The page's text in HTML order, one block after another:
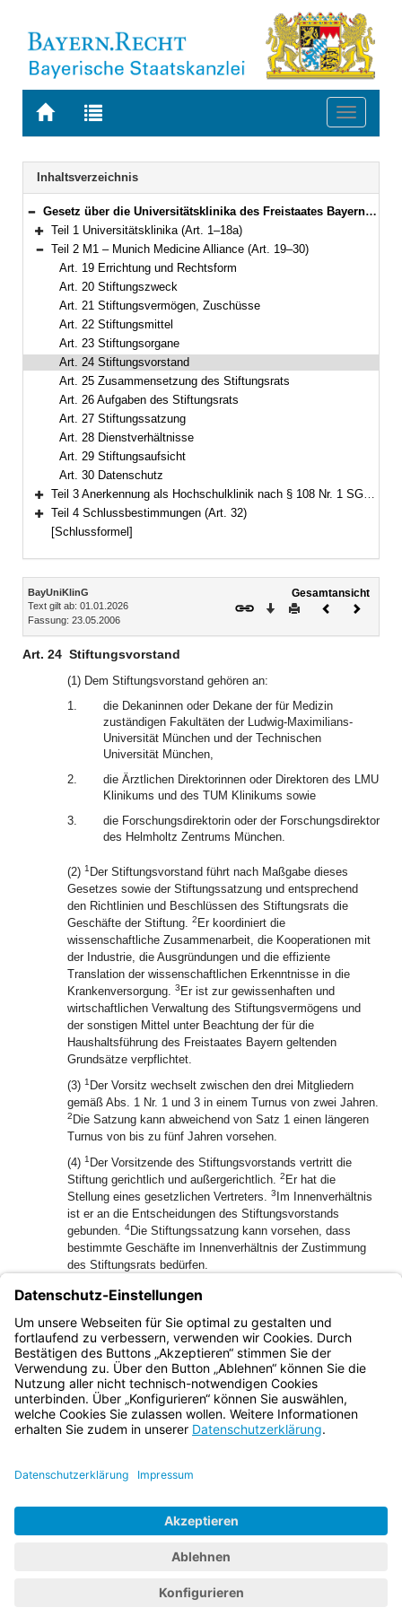
Zur
BAYERN.RECHT
Zur
letzten
Suche
Toggle
Navigation
Inhaltsverzeichnis
Bereich reduzieren
Gesetz über die Universitätsklinika des Freistaates Bayern (Bayerisches Universitätsklinikagesetz – BayUniKlinG) Vom 23. Mai 2006 (GVBl. S. 285) BayRS 2210-2-4-WK (Art. 1–32)
Bereich erweitern
Teil 1 Universitätsklinika (Art. 1–18a)
Bereich reduzieren
Teil 2 M1 – Munich Medicine Alliance (Art. 19–30)
Art. 19 Errichtung und Rechtsform
Art. 20 Stiftungszweck
Art. 21 Stiftungsvermögen, Zuschüsse
Art. 22 Stiftungsmittel
Art. 23 Stiftungsorgane
Art. 24 Stiftungsvorstand
Art. 25 Zusammensetzung des Stiftungsrats
Art. 26 Aufgaben des Stiftungsrats
Art. 27 Stiftungssatzung
Art. 28 Dienstverhältnisse
Art. 29 Stiftungsaufsicht
Art. 30 Datenschutz
Bereich erweitern
Teil 3 Anerkennung als Hochschulklinik nach § 108 Nr. 1 SGB V (Art. 31)
Bereich erweitern
Teil 4 Schlussbestimmungen (Art. 32)
[Schlussformel]
Inhalt
BayUniKlinG
Text gilt ab: 01.01.2026
Fassung: 23.05.2006
Gesamtansicht
Download
DruckenVorheriges
Art. 24 Stiftungsvorstand
(1) Dem Stiftungsvorstand gehören an:
1.
die Dekaninnen oder Dekane der für Medizin
zuständigen Fakultäten der Ludwig-Maximilians-
Universität München und der Technischen
Universität München,
2.
die Ärztlichen Direktorinnen oder Direktoren des LMU
Klinikums und des TUM Klinikums sowie
3.
die Forschungsdirektorin oder der Forschungsdirektor
des Helmholtz Zentrums München.
(2) 1 Der Stiftungsvorstand führt nach Maßgabe dieses
Gesetzes sowie der Stiftungssatzung und entsprechend
den Richtlinien und Beschlüssen des Stiftungsrats die
Geschäfte der Stiftung. 2 Er koordiniert die
wissenschaftliche Zusammenarbeit, die Kooperationen mit
der Industrie, die Ausgründungen und die effiziente
Translation der wissenschaftlichen Erkenntnisse in die
Krankenversorgung. 3 Er ist zur gewissenhaften und
wirtschaftlichen Verwaltung des Stiftungsvermögens und
der sonstigen Mittel unter Beachtung der für die
Haushaltsführung des Freistaates Bayern geltenden
Grundsätze verpflichtet.
(3) 1 Der Vorsitz wechselt zwischen den drei Mitgliedern
gemäß Abs. 1 Nr. 1 und 3 in einem Turnus von zwei Jahren.
2 Die Satzung kann abweichend von Satz 1 einen längeren
Turnus von bis zu fünf Jahren vorsehen.
(4) 1 Der Vorsitzende des Stiftungsvorstands vertritt die
Stiftung gerichtlich und außergerichtlich. 2 Er hat die
Stellung eines gesetzlichen Vertreters. 3 Im Innenverhältnis
ist er an die Entscheidungen des Stiftungsvorstands
gebunden. 4Die Stiftungssatzung kann vorsehen, dass
bestimmte Geschäfte im Innenverhältnis der Zustimmung
des Stiftungsrats bedürfen.
(5) Der Stiftungsvorstand kann zur Unterstützung bei der
Erfüllung seiner Aufgaben eine Geschäftsstelle einrichten.
2Hierzu kann ein Geschäftsführer der Stiftung eingesetzt
werden.
Bayern.de
BayernPortal
Impressum